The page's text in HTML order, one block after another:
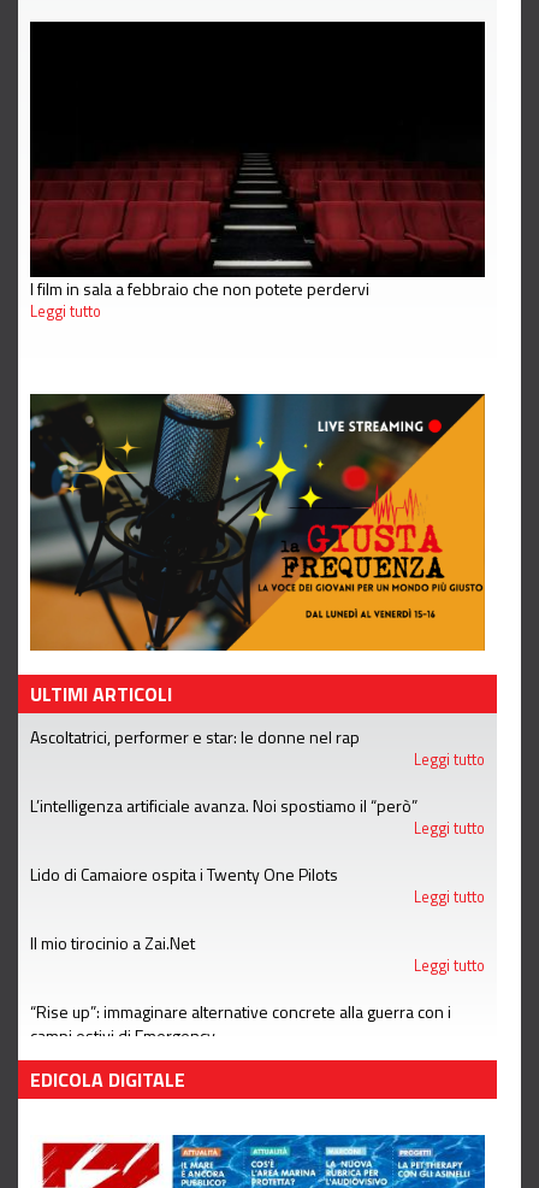
I film in sala a febbraio che non potete perdervi
Leggi tutto
ULTIMI ARTICOLI
Ascoltatrici, performer e star: le donne nel rap
Leggi tutto
L’intelligenza artificiale avanza. Noi spostiamo il “però”
Leggi tutto
Lido di Camaiore ospita i Twenty One Pilots
Leggi tutto
Il mio tirocinio a Zai.Net
Leggi tutto
“Rise up”: immaginare alternative concrete alla guerra con i
campi estivi di Emergency
Leggi tutto
EDICOLA DIGITALE